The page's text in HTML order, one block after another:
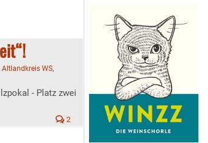
Altlandkreis WS,
- Platz zwei
2